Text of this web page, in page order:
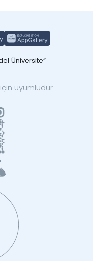
Üniversite”
uyumludur